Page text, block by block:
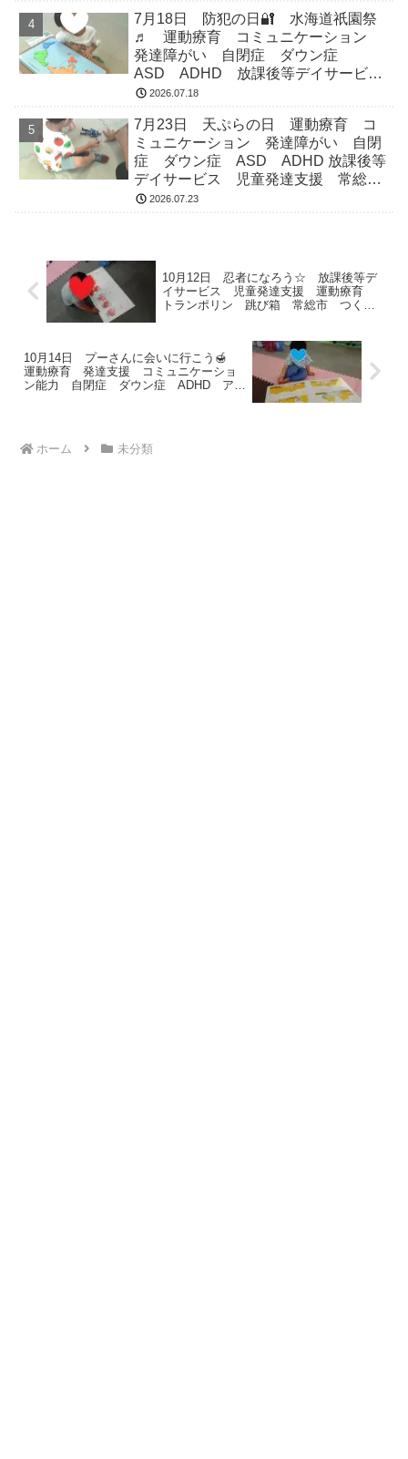
7月18日 防犯の日🔐 水海道祇園祭
♬ 運動療育 コミュニケーション
発達障がい 自閉症 ダウン症
ASD ADHD 放課後等デイサービ
ス 児童発達支援 常総市 つくばみ
2026.07.18
7月23日 天ぷらの日 運動療育 コ
ミュニケーション 発達障がい 自閉
症 ダウン症 ASD ADHD 放課後等
デイサービス 児童発達支援 常総
市 つくばみらい市 坂東市 守谷市
2026.07.23
10月12日 忍者になろう☆ 放課後等デ
イサービス 児童発達支援 運動療育
トランポリン 跳び箱 常総市 つくば
10月14日 プーさんに会いに行こう🍯
運動療育 発達支援 コミュニケーショ
ン能力 自閉症 ダウン症 ADHD アス
ホーム 未分類